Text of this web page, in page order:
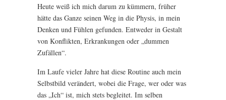
Heute weiß ich mich darum zu kümmern, früher
hätte das Ganze seinen Weg in die Physis, in mein
Denken und Fühlen gefunden. Entweder in Gestalt
von Konflikten, Erkrankungen oder „dummen
Zufällen“.
Im Laufe vieler Jahre hat diese Routine auch mein
Selbstbild verändert, wobei die Frage, wer oder was
das „Ich“ ist, mich stets begleitet. Im selben